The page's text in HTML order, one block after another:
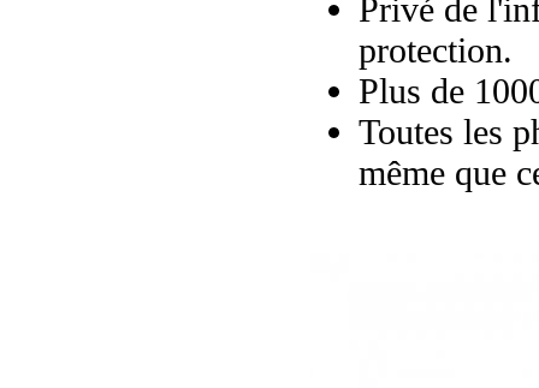
Privé de
protection.
Plus de
Toutes les
même que